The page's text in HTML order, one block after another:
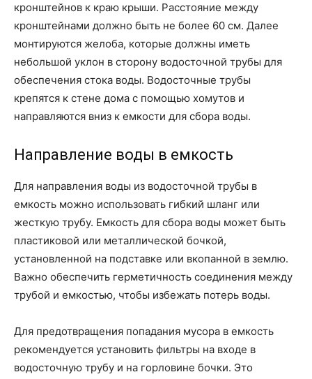
кронштейнов к краю крыши. Расстояние между
кронштейнами должно быть не более 60 см. Далее
монтируются желоба, которые должны иметь
небольшой уклон в сторону водосточной трубы для
обеспечения стока воды. Водосточные трубы
крепятся к стене дома с помощью хомутов и
направляются вниз к емкости для сбора воды.
Направление воды в емкость
Для направления воды из водосточной трубы в
емкость можно использовать гибкий шланг или
жесткую трубу. Емкость для сбора воды может быть
пластиковой или металлической бочкой,
установленной на подставке или вкопанной в землю.
Важно обеспечить герметичность соединения между
трубой и емкостью, чтобы избежать потерь воды.
Для предотвращения попадания мусора в емкость
рекомендуется установить фильтры на входе в
водосточную трубу и на горловине бочки. Это